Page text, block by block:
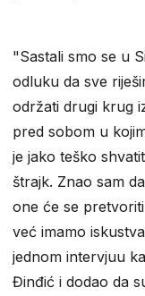
"Sastali smo se u
odluku da sve
održati drugi krug
pred sobom u
je jako teško
štrajk. Znao sam
one će se
već imamo
jednom intervjuu
Đinđić i dodao da